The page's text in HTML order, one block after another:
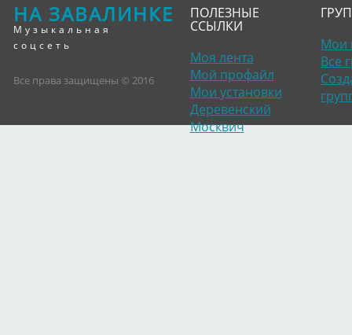
НА ЗАВАЛИНКЕ
Музыкальная
соцсеть
Все права защищены © 2016
ПОЛЕЗНЫЕ
ССЫЛКИ
Моя лента
Мой профайл
Мои установки
Деревенский
Москвич
Мои
Все